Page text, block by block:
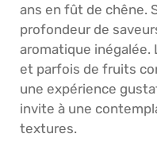
ans en fût de chêne.
profondeur de
aromatique inégalée.
et parfois de fruits
une expérience
invite à une
textures.